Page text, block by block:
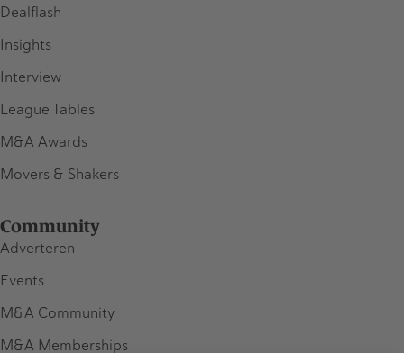
Dealflash
Insights
Interview
League Tables
M&A Awards
Movers & Shakers
Community
Adverteren
Events
M&A Community
M&A Memberships